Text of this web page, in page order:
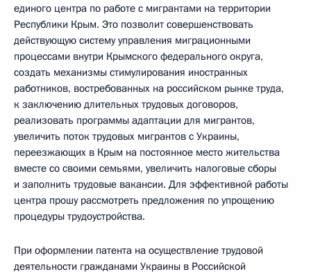
единого центра по работе с мигрантами на территории
Республики Крым. Это позволит совершенствовать
действующую систему управления миграционными
процессами внутри Крымского федерального округа,
создать механизмы стимулирования иностранных
работников, востребованных на российском рынке труда,
к заключению длительных трудовых договоров,
реализовать программы адаптации для мигрантов,
увеличить поток трудовых мигрантов с Украины,
переезжающих в Крым на постоянное место жительства
вместе со своими семьями, увеличить налоговые сборы
и заполнить трудовые вакансии. Для эффективной работы
центра прошу рассмотреть предложения по упрощению
процедуры трудоустройства.
При оформлении патента на осуществление трудовой
деятельности гражданами Украины в Российской